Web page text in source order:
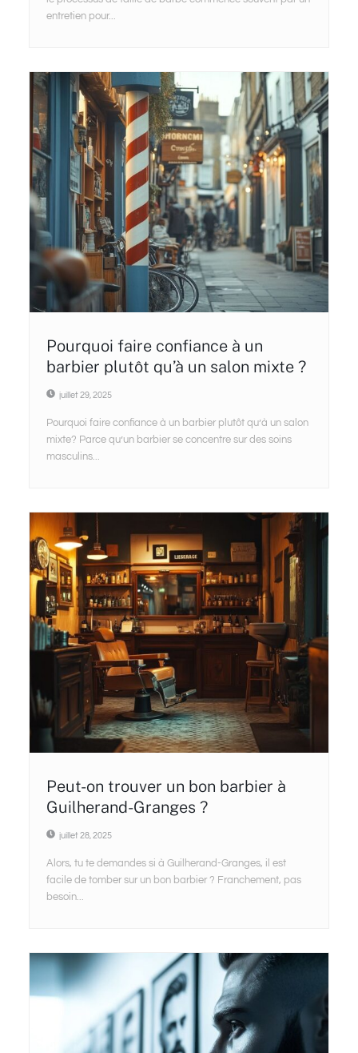
entretien pour...
Pourquoi faire confiance à un
barbier plutôt qu’à un salon mixte ?
juillet 29, 2025
Pourquoi faire confiance à un barbier plutôt qu’à un salon
mixte? Parce qu’un barbier se concentre sur des soins
masculins...
Peut-on trouver un bon barbier à
Guilherand-Granges ?
juillet 28, 2025
Alors, tu te demandes si à Guilherand-Granges, il est
facile de tomber sur un bon barbier ? Franchement, pas
besoin...